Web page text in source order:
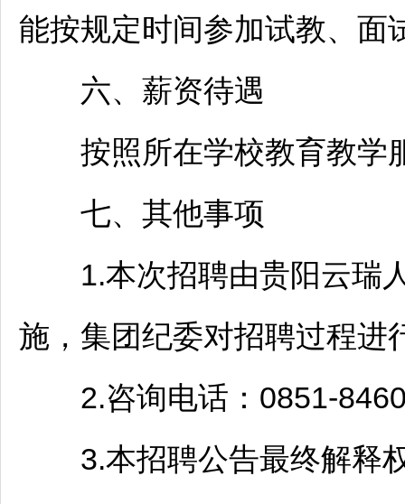
能按规定时间参加试教、面
六、薪资待遇
按照所在学校教育教学
七、其他事项
1.本次招聘由贵阳云瑞
施，集团纪委对招聘过程进
2.咨询电话：0851-
3.本招聘公告最终解释